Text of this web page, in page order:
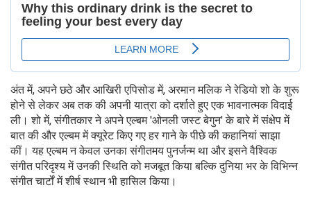
अंत में, अपने छठे और आखिरी एपिसोड में, अरमान मलिक ने रेडियो शो के शुरू
होने से लेकर अब तक की अपनी यात्रा को दर्शाते हुए एक भावनात्मक विदाई
ली। शो में, संगीतकार ने अपने एल्बम 'ओनली जस्ट बेगुन' के बारे में संक्षेप में
बात की और एल्बम में क्यूरेट किए गए हर गाने के पीछे की कहानियां साझा
कीं। यह एल्बम न केवल उनका संगीतमय पुनर्जन्म था और इसने वैश्विक
संगीत परिदृश्य में उनकी स्थिति को मजबूत किया बल्कि दुनिया भर के विभिन्न
संगीत चार्टों में शीर्ष स्थान भी हासिल किया।